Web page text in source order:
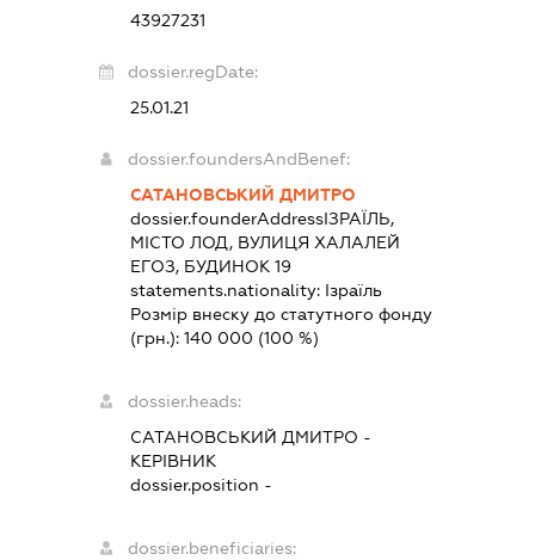
43927231
dossier.regDate:
25.01.21
dossier.foundersAndBenef:
САТАНОВСЬКИЙ ДМИТРО
dossier.founderAddressІЗРАЇЛЬ,
МІСТО ЛОД, ВУЛИЦЯ ХАЛАЛЕЙ
ЕГОЗ, БУДИНОК 19
statements.nationality: Ізраїль
Розмір внеску до статутного фонду
(грн.): 140 000 (100 %)
dossier.heads:
САТАНОВСЬКИЙ ДМИТРО -
КЕРІВНИК
dossier.position -
dossier.beneficiaries: